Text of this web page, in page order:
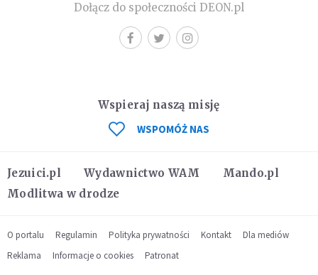
Dołącz do społeczności DEON.pl
Jezuici.pl Wydawnictwo WAM
Mando.pl
Modlitwa w drodze
Wspieraj naszą misję
WSPOMÓŻ NAS
O portalu Regulamin Polityka prywatności Kontakt
Dla mediów
Reklama
Informacje o cookies Patronat